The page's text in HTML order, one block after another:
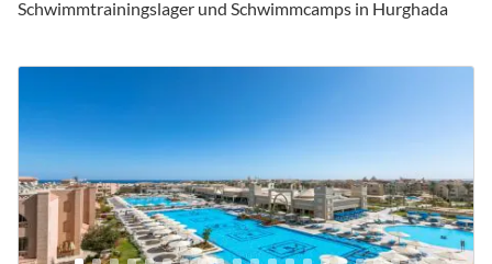
Schwimmtrainingslager und Schwimmcamps in Hurghada